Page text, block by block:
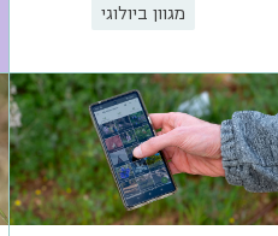
מגוון ביולוגי